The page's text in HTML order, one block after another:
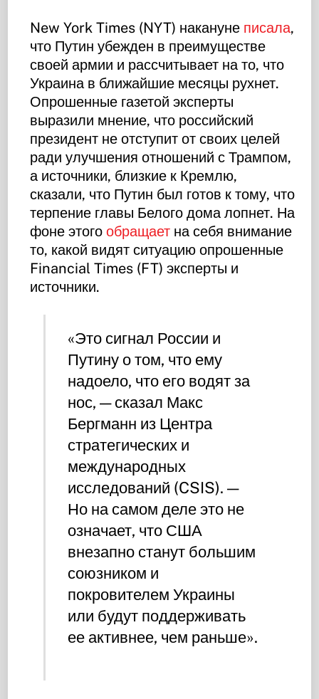
New York Times (NYT) накануне писала,
что Путин убежден в преимуществе
своей армии и рассчитывает на то, что
Украина в ближайшие месяцы рухнет.
Опрошенные газетой эксперты
выразили мнение, что российский
президент не отступит от своих целей
ради улучшения отношений с Трампом,
а источники, близкие к Кремлю,
сказали, что Путин был готов к тому, что
терпение главы Белого дома лопнет. На
фоне этогообращает на себя внимание
то, какой видят ситуацию опрошенные
Financial Times (FT) эксперты и
источники.
«Это сигнал России и
Путину о том, что ему
надоело, что его водят за
нос, — сказал Макс
Бергманн из Центра
стратегических и
международных
исследований (CSIS). —
Но на самом деле это не
означает, что США
внезапно станут большим
союзником и
покровителем Украины
или будут поддерживать
ее активнее, чем раньше».